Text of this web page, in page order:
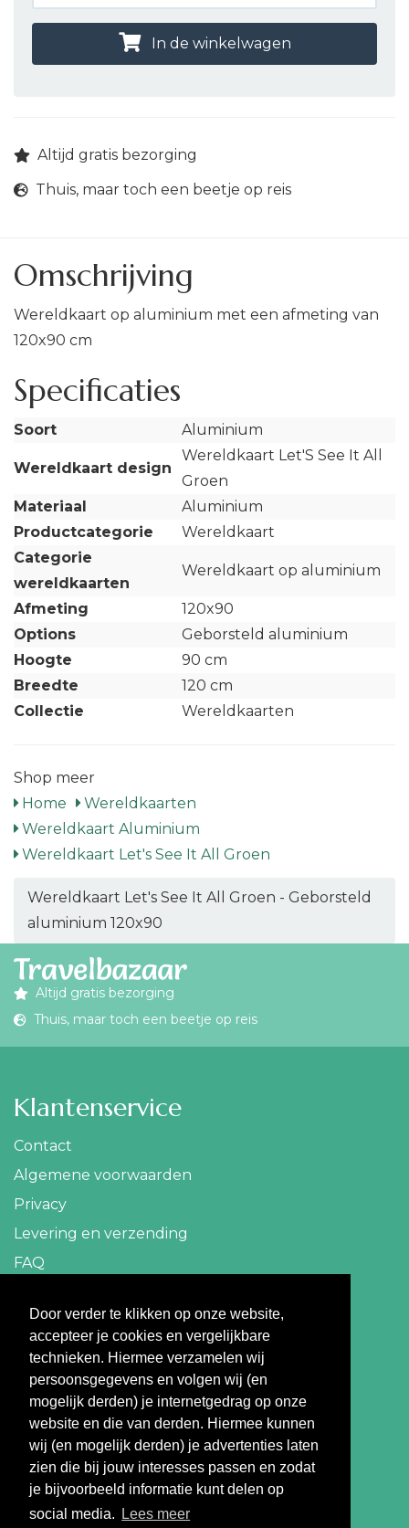
Door verder te klikken op onze website,
accepteer je cookies en vergelijkbare
technieken. Hiermee verzamelen wij
persoonsgegevens en volgen wij (en
mogelijk derden) je internetgedrag op onze
website en die van derden. Hiermee kunnen
wij (en mogelijk derden) je advertenties laten
zien die bij jouw interesses passen en zodat
je bijvoorbeeld informatie kunt delen op
social media.
Lees meer
In de winkelwagen
Altijd gratis bezorging
Thuis, maar toch een beetje op reis
Omschrijving
Wereldkaart op aluminium met een afmeting van
120x90 cm
Specificaties
Soort Aluminium
Wereldkaart design
Wereldkaart Let'S See It All
Groen
Materiaal
Aluminium
Productcategorie
Wereldkaart
Categorie
wereldkaarten
Wereldkaart op aluminium
Afmeting
120x90
Options
Geborsteld aluminium
Hoogte
90 cm
Breedte
120 cm
Collectie
Wereldkaarten
Shop meer
Home
Wereldkaarten
Wereldkaart Aluminium
Wereldkaart Let's See It All Groen
Wereldkaart Let's See It All Groen - Geborsteld
aluminium 120x90
Altijd gratis bezorging
Thuis, maar toch een beetje op reis
Klantenservice
Contact
Algemene voorwaarden
Privacy
Levering en verzending
FAQ
Contact
info@travelbazaar.nl
Betaal veilig